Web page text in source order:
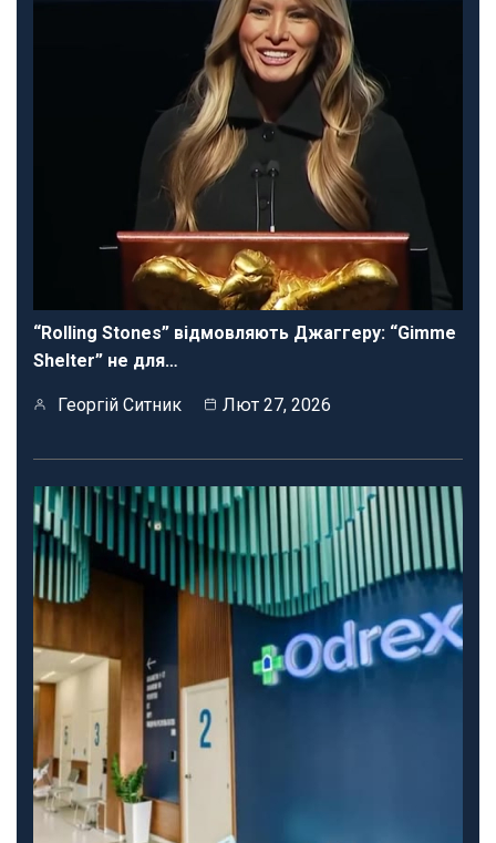
“Rolling Stones” відмовляють Джаггеру: “Gimme
Shelter” не для…
Георгій Ситник Лют 27, 2026